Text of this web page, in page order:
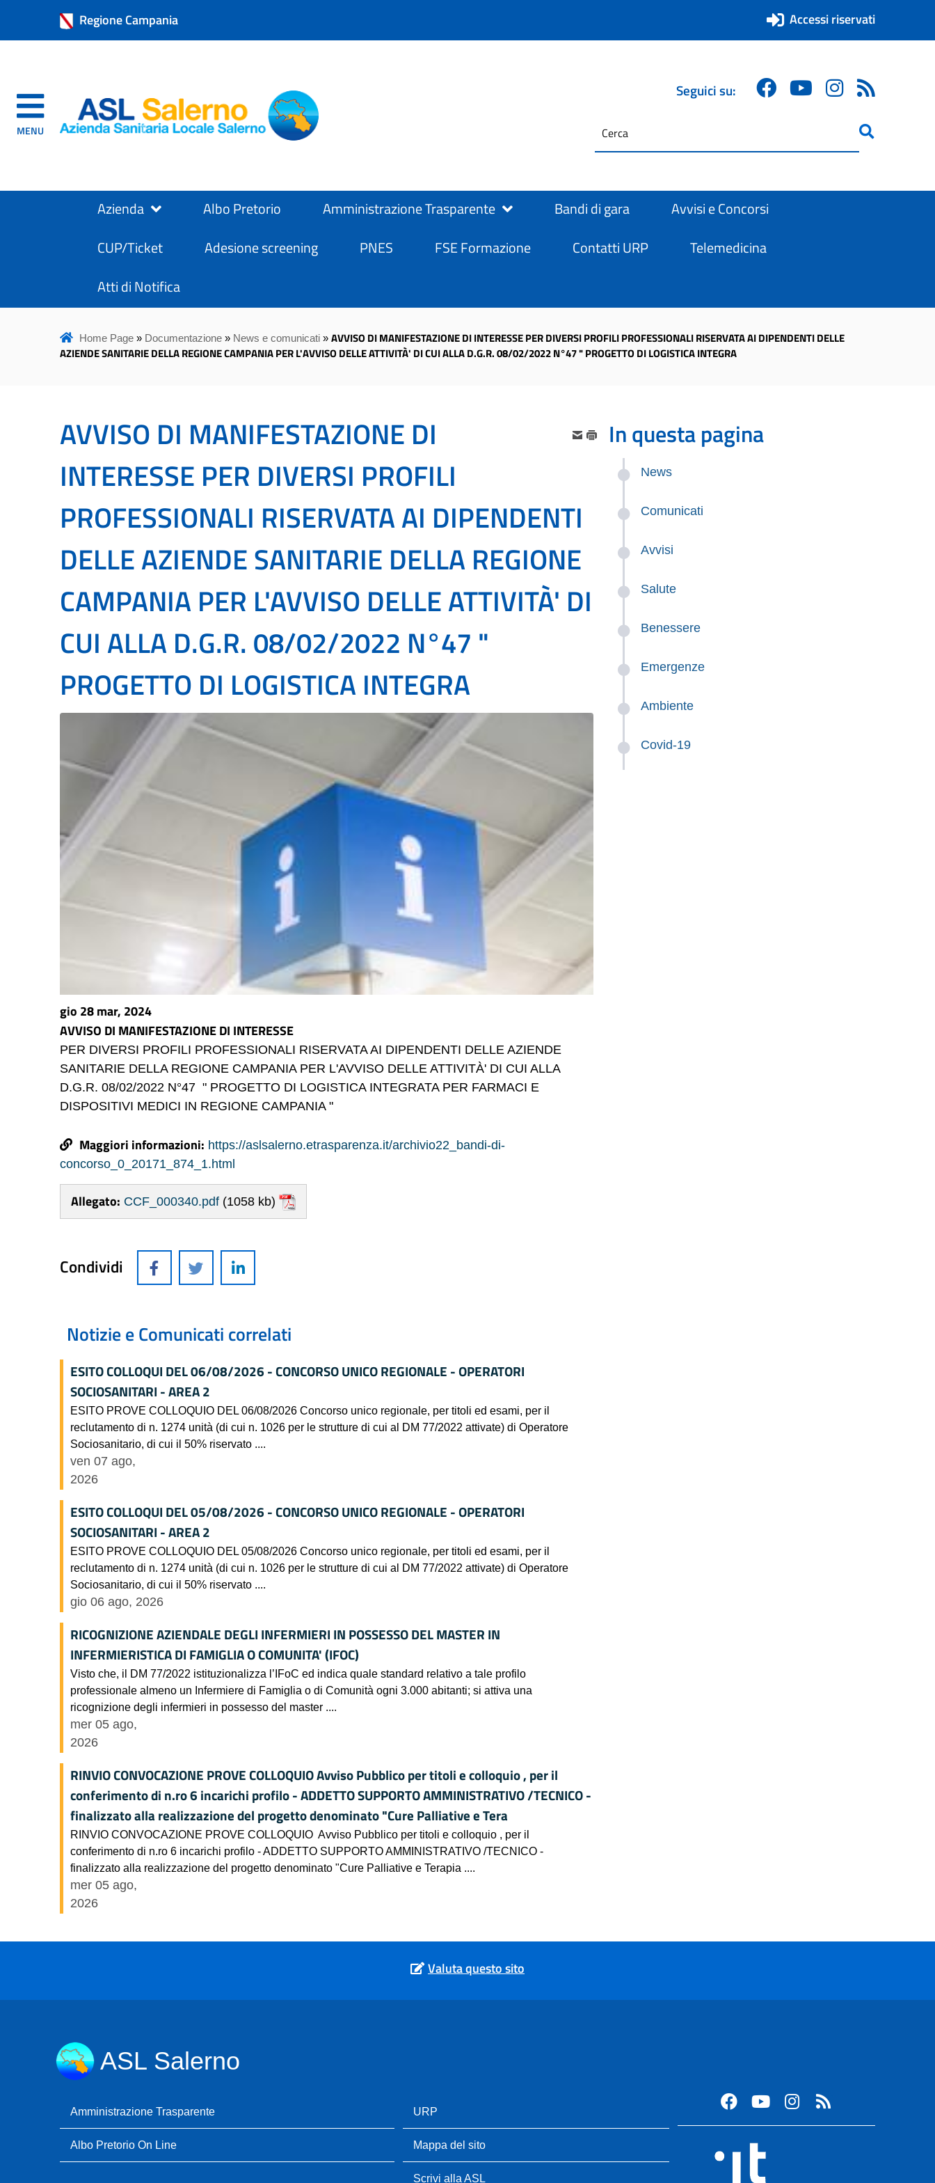
Regione Campania Accessi riservati
MENU ASL Salerno
ASL Salerno
Seguici su:
da
ricerca
Azienda Albo Pretorio Amministrazione Trasparente Bandi di gara
Avvisi e Concorsi
CUP/Ticket
Adesione screening PNES FSE Formazione Contatti URP
Telemedicina
Atti di Notifica
Home Page» Documentazione» News e comunicati» AVVISO DI MANIFESTAZIONE DI INTERESSE PER DIVERSI PROFILI PROFESSIONALI RISERVATA AI DIPENDENTI DELLE
AZIENDE SANITARIE DELLA REGIONE CAMPANIA PER L'AVVISO DELLE ATTIVITÀ' DI CUI ALLA D.G.R. 08/02/2022 N°47 " PROGETTO DI LOGISTICA INTEGRA
AVVISO DI MANIFESTAZIONE DI
INTERESSE PER DIVERSI PROFILI
PROFESSIONALI RISERVATA AI DIPENDENTI
DELLE AZIENDE SANITARIE DELLA REGIONE
CAMPANIA PER L'AVVISO DELLE ATTIVITÀ' DI
CUI ALLA D.G.R. 08/02/2022 N°47 "
PROGETTO DI LOGISTICA INTEGRA
gio 28 mar, 2024
AVVISO DI MANIFESTAZIONE DI INTERESSE
PER DIVERSI PROFILI PROFESSIONALI RISERVATA AI DIPENDENTI DELLE AZIENDE
SANITARIE DELLA REGIONE CAMPANIA PER L'AVVISO DELLE ATTIVITÀ' DI CUI ALLA
D.G.R. 08/02/2022 N°47 " PROGETTO DI LOGISTICA INTEGRATA PER FARMACI E
DISPOSITIVI MEDICI IN REGIONE CAMPANIA "
Maggiori informazioni: https://aslsalerno.etrasparenza.it/archivio22_bandi-di-
concorso_0_20171_874_1.html
Allegato: CCF_000340.pdf (1058 kb)
Condividi
Notizie e Comunicati correlati
ESITO COLLOQUI DEL 06/08/2026 - CONCORSO UNICO REGIONALE - OPERATORI
SOCIOSANITARI - AREA 2
ESITO PROVE COLLOQUIO DEL 06/08/2026 Concorso unico regionale, per titoli ed esami, per il
reclutamento di n. 1274 unità (di cui n. 1026 per le strutture di cui al DM 77/2022 attivate) di Operatore
Sociosanitario, di cui il 50% riservato ....
ven 07 ago,
2026
ESITO COLLOQUI DEL 05/08/2026 - CONCORSO UNICO REGIONALE - OPERATORI
SOCIOSANITARI - AREA 2
ESITO PROVE COLLOQUIO DEL 05/08/2026 Concorso unico regionale, per titoli ed esami, per il
reclutamento di n. 1274 unità (di cui n. 1026 per le strutture di cui al DM 77/2022 attivate) di Operatore
Sociosanitario, di cui il 50% riservato ....
gio 06 ago, 2026
RICOGNIZIONE AZIENDALE DEGLI INFERMIERI IN POSSESSO DEL MASTER IN
INFERMIERISTICA DI FAMIGLIA O COMUNITA' (IFOC)
Visto che, il DM 77/2022 istituzionalizza l’IFoC ed indica quale standard relativo a tale profilo
professionale almeno un Infermiere di Famiglia o di Comunità ogni 3.000 abitanti; si attiva una
ricognizione degli infermieri in possesso del master ....
mer 05 ago,
2026
RINVIO CONVOCAZIONE PROVE COLLOQUIO Avviso Pubblico per titoli e colloquio , per il
conferimento di n.ro 6 incarichi profilo - ADDETTO SUPPORTO AMMINISTRATIVO /TECNICO -
finalizzato alla realizzazione del progetto denominato "Cure Palliative e Tera
RINVIO CONVOCAZIONE PROVE COLLOQUIO Avviso Pubblico per titoli e colloquio , per il
conferimento di n.ro 6 incarichi profilo - ADDETTO SUPPORTO AMMINISTRATIVO /TECNICO -
finalizzato alla realizzazione del progetto denominato "Cure Palliative e Terapia ....
mer 05 ago,
2026
In questa pagina
News
Comunicati
Avvisi
Salute
Benessere
Emergenze
Ambiente
Covid-19
Valuta questo sito
ASL Salerno
Amministrazione Trasparente
Albo Pretorio On Line
URP
Mappa del sito
Scrivi alla ASL